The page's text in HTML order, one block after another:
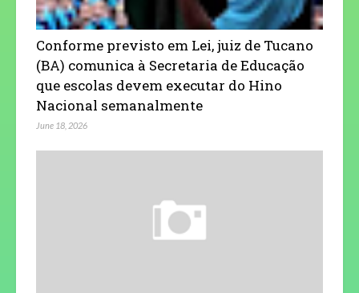
Conforme previsto em Lei, juiz de Tucano
(BA) comunica à Secretaria de Educação
que escolas devem executar do Hino
Nacional semanalmente
June 18, 2026